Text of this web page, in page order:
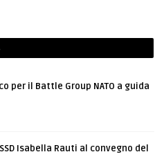
per il Battle Group NATO a guida
Isabella Rauti al convegno del